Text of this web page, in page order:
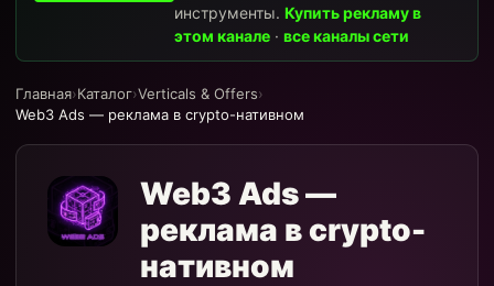
инструменты.Купить рекламу в
этом канале ·все каналы сети
Главная›Каталог›Verticals & Offers›
Web3 Ads — реклама в crypto-нативном
Web3 Ads —
реклама в crypto-
нативном